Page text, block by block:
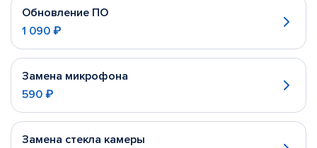
Обновление ПО
1 090 ₽
Замена микрофона
590 ₽
Замена стекла камеры